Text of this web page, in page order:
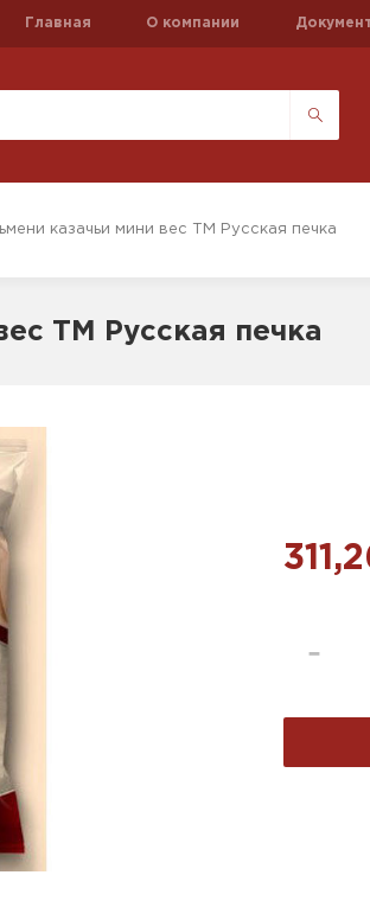
Главная О компании
казачьи мини вес ТМ Русская печка
ТМ Русская печка